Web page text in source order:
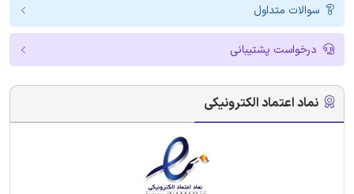
سوالات متداول
درخواست پشتیبانی
نماد اعتماد الکترونیکی